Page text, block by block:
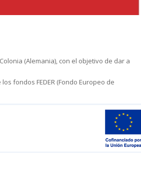
(Alemania), con el objetivo de dar a
fondos FEDER (Fondo Europeo de